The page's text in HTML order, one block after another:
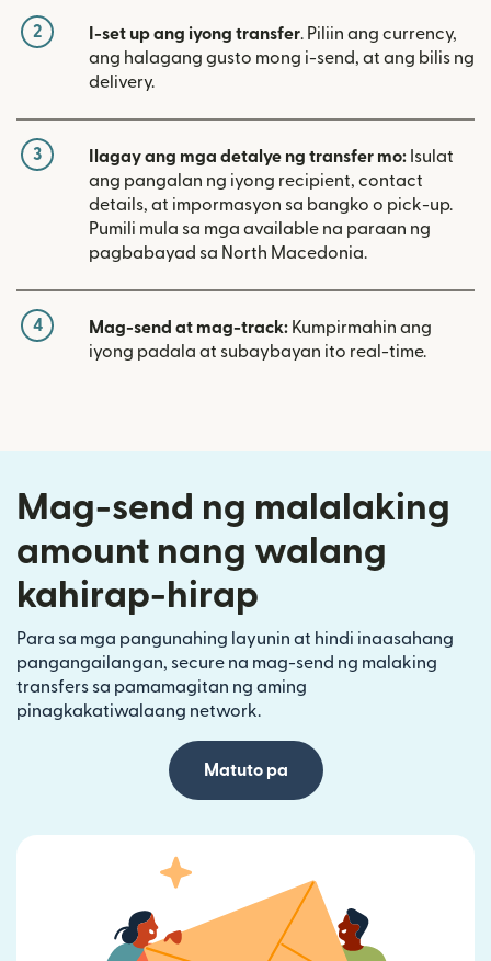
2 I-set up ang iyong transfer. Piliin ang currency,
ang halagang gusto mong i-send, at ang bilis ng
delivery.
3 Ilagay ang mga detalye ng transfer mo: Isulat
ang pangalan ng iyong recipient, contact
details, at impormasyon sa bangko o pick-up.
Pumili mula sa mga available na paraan ng
pagbabayad sa North Macedonia.
4 Mag-send at mag-track: Kumpirmahin ang
iyong padala at subaybayan ito real-time.
Mag-send ng malalaking
amount nang walang
kahirap-hirap
Para sa mga pangunahing layunin at hindi inaasahang
pangangailangan, secure na mag-send ng malaking
transfers sa pamamagitan ng aming
pinagkakatiwalaang network.
Matuto pa